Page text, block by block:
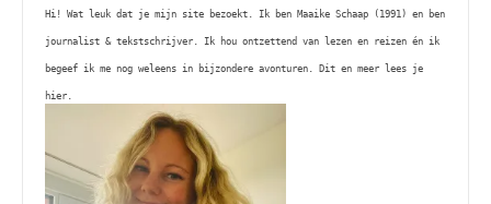
Hi! Wat leuk dat je mijn site bezoekt. Ik ben Maaike Schaap (1991) en ben
journalist & tekstschrijver. Ik hou ontzettend van lezen en reizen én ik
begeef ik me nog weleens in bijzondere avonturen. Dit en meer lees je
hier.